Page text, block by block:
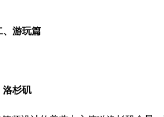
、游玩篇
洛杉矶